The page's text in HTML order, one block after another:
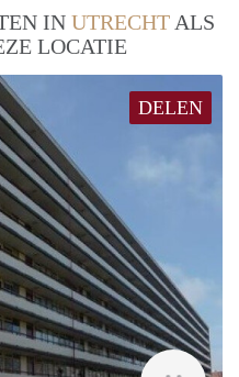
IN UTRECHT ALS
LOCATIE
DELEN
rent